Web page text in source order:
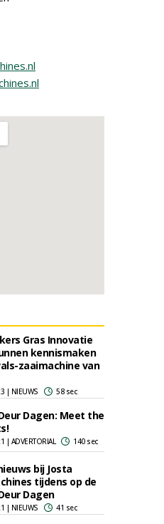
Gras Innovatie
kennismaken
zaaimachine van
| NIEUWS 58 sec
Dagen: Meet the
| ADVERTORIAL 140 sec
bij Josta
tijdens op de
Dagen
| NIEUWS 41 sec